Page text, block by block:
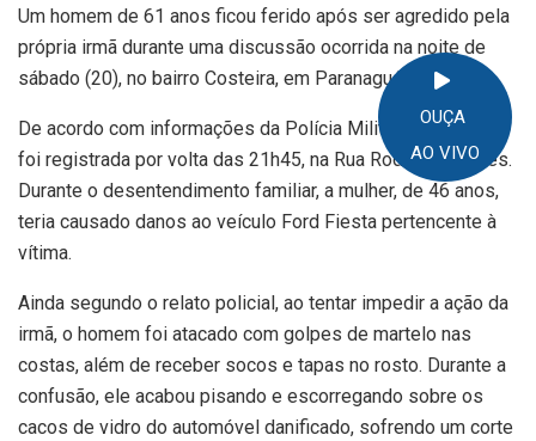
OUÇA
AO VIVO
Um homem de 61 anos ficou ferido após ser agredido pela
própria irmã durante uma discussão ocorrida na noite de
sábado (20), no bairro Costeira, em Paranaguá.
De acordo com informações da Polícia Militar, a ocorrência
foi registrada por volta das 21h45, na Rua Rodrigues Alves.
Durante o desentendimento familiar, a mulher, de 46 anos,
teria causado danos ao veículo Ford Fiesta pertencente à
vítima.
Ainda segundo o relato policial, ao tentar impedir a ação da
irmã, o homem foi atacado com golpes de martelo nas
costas, além de receber socos e tapas no rosto. Durante a
confusão, ele acabou pisando e escorregando sobre os
cacos de vidro do automóvel danificado, sofrendo um corte